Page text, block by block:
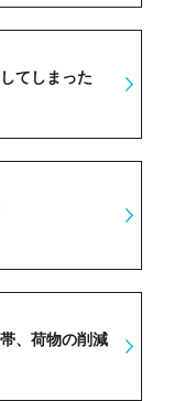
てしまった
、荷物の削減